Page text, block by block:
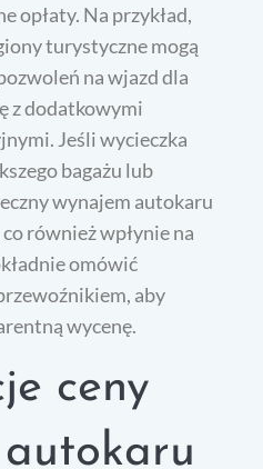
opłaty. Na przykład,
turystyczne mogą
na wjazd dla
z dodatkowymi
Jeśli wycieczka
bagażu lub
wynajem autokaru
również wpłynie na
omówić
aby
wycenę.
ceny